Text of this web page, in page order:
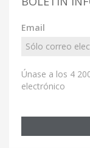
Email
Únase a los 4
electrónico